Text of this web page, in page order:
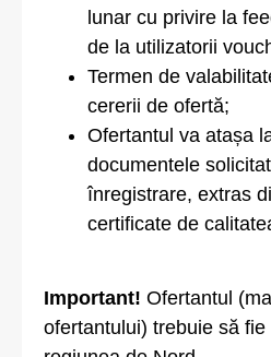
lunar cu privire la
de la utilizatorii
Termen de
cererii de ofertă;
Ofertantul va atașa
documentele
înregistrare, extras
certificate de
Important! Ofertantul
ofertantului) trebuie să